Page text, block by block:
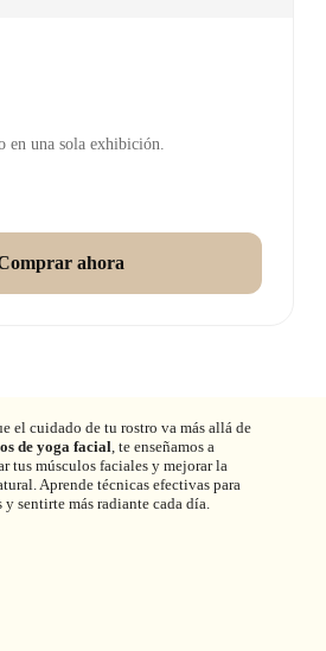
en una sola exhibición.
ahora
el cuidado de tu rostro va más allá de
de yoga facial, te enseñamos a
tus músculos faciales y mejorar la
Aprende técnicas efectivas para
sentirte más radiante cada día.